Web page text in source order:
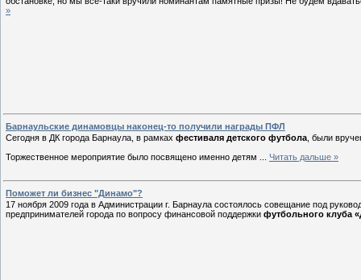
»
Барнаульские динамовцы наконец-то получили награды ПФЛ
Сегодня в ДК города Барнаула, в рамках фестиваля детского футбола , были
Торжественное мероприятие было посвящено именно детям
Читать дальше »
Поможет ли бизнес "Динамо"?
17 ноября 2009 года в Администрации г. Барнаула состоялось совещание под
предпринимателей города по вопросу финансовой поддержки футбольного клуба